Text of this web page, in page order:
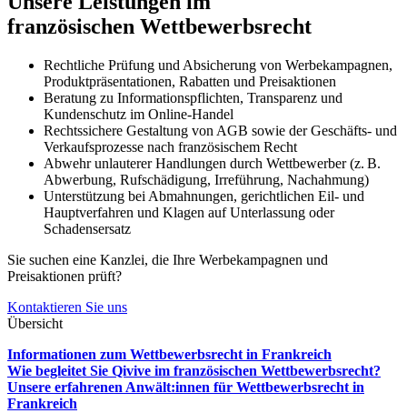
französischen Wettbewerbsrecht
Rechtliche Prüfung und Absicherung von Werbekampagnen,
Produktpräsentationen, Rabatten und Preisaktionen
Beratung zu Informationspflichten, Transparenz und
Kundenschutz im Online-Handel
Rechtssichere Gestaltung von AGB sowie der Geschäfts- und
Verkaufsprozesse nach französischem Recht
Abwehr unlauterer Handlungen durch Wettbewerber (z. B.
Abwerbung, Rufschädigung, Irreführung, Nachahmung)
Unterstützung bei Abmahnungen, gerichtlichen Eil- und
Hauptverfahren und Klagen auf Unterlassung oder
Schadensersatz
Sie suchen eine Kanzlei, die Ihre Werbekampagnen und
Preisaktionen prüft?
Kontaktieren Sie uns
Übersicht
Informationen zum Wettbewerbsrecht in Frankreich
Wie begleitet Sie Qivive im französischen Wettbewerbsrecht?
Unsere erfahrenen Anwält:innen für Wettbewerbsrecht in
Frankreich